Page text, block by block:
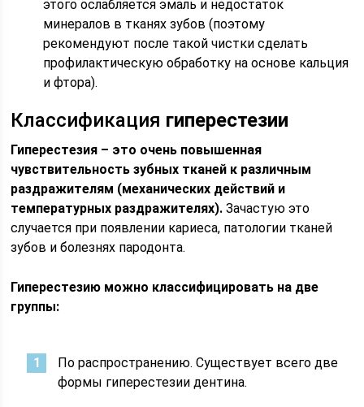
этого ослабляется эмаль и недостаток
минералов в тканях зубов (поэтому
рекомендуют после такой чистки сделать
профилактическую обработку на основе кальция
и фтора).
Классификация гиперестезии
Гиперестезия – это очень повышенная
чувствительность зубных тканей к различным
раздражителям (механических действий и
температурных раздражителях). Зачастую это
случается при появлении кариеса, патологии тканей
зубов и болезнях пародонта.
Гиперестезию можно классифицировать на две
группы:
По распространению. Существует всего две
формы гиперестезии дентина.